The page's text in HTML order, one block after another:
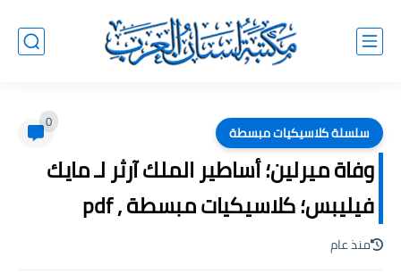
سلسلة كلاسيكيات مبسطة 0
وفاة ميرلين؛ أساطير الملك آرثر لـ مايك
فيليبس؛ كلاسيكيات مبسطة , pdf
منذ عام